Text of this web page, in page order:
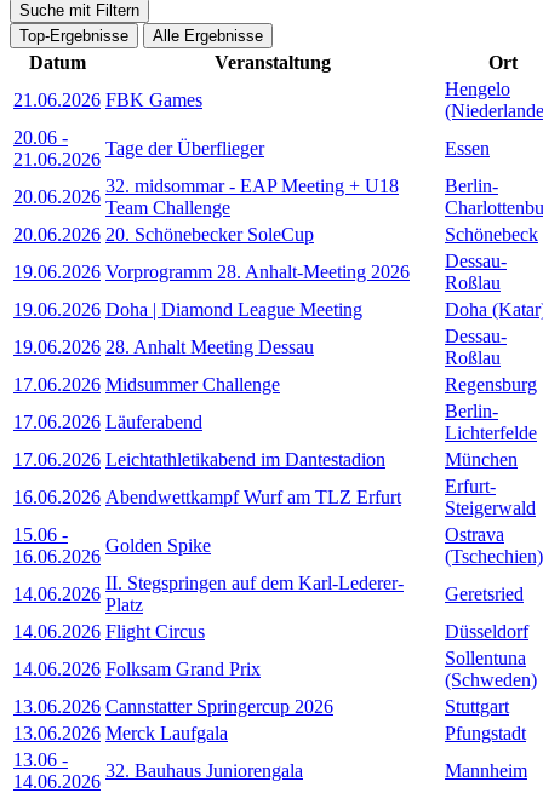
Suche mit Filtern
Top-Ergebnisse
Alle Ergebnisse
Datum Veranstaltung
Ort
21.06.2026 FBK Games
Hengelo
20.06 -
21.06.2026
Tage der Überflieger Essen
20.06.2026
32. midsommar - EAP Meeting + U18
Team Challenge
Berlin-
20.06.2026 20. Schönebecker SoleCup
Schönebeck
19.06.2026 Vorprogramm 28. Anhalt-Meeting 2026
Dessau-
Roßlau
19.06.2026 Doha | Diamond League Meeting
Doha
19.06.2026 28. Anhalt Meeting Dessau
Dessau-
Roßlau
17.06.2026 Midsummer Challenge
Regensburg
17.06.2026 Läuferabend
Berlin-
Lichterfelde
17.06.2026 Leichtathletikabend im Dantestadion
München
16.06.2026 Abendwettkampf Wurf am TLZ Erfurt
Erfurt-
Steigerwald
15.06 -
16.06.2026
Golden Spike
Ostrava
(Tschechien)
14.06.2026
II. Stegspringen auf dem Karl-Lederer-
Platz
Geretsried
14.06.2026 Flight Circus
Düsseldorf
14.06.2026 Folksam Grand Prix
Sollentuna
(Schweden)
13.06.2026 Cannstatter Springercup 2026
Stuttgart
13.06.2026 Merck Laufgala
Pfungstadt
13.06 -
14.06.2026
32. Bauhaus Juniorengala Mannheim